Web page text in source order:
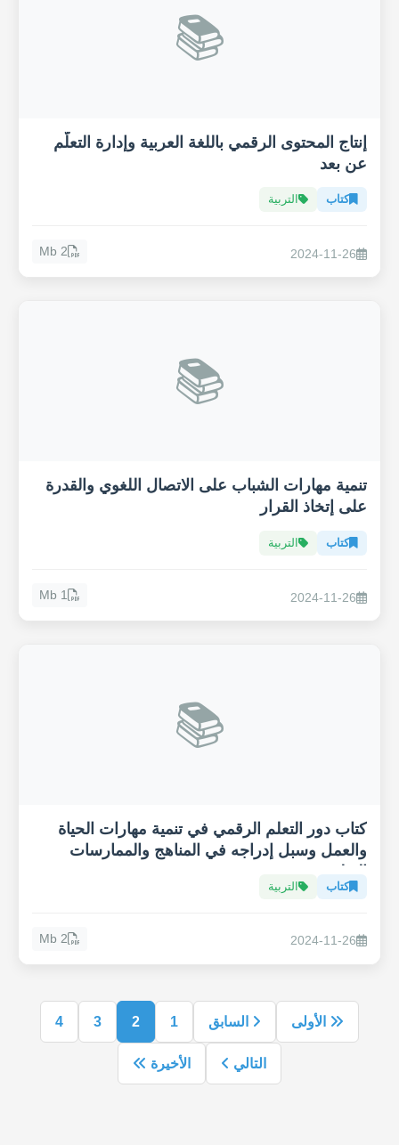
📚
إنتاج المحتوى الرقمي باللغة العربية وإدارة التعلّم
عن بعد
كتاب التربية
2024-11-26
2 Mb
📚
تنمية مهارات الشباب على الاتصال اللغوي والقدرة
على إتخاذ القرار
كتاب التربية
2024-11-26
1 Mb
📚
كتاب دور التعلم الرقمي في تنمية مهارات الحياة
والعمل وسبل إدراجه في المناهج والممارسات
كتاب التربية
2024-11-26
2 Mb
الأولى السابق 1
2
3
4
التالي الأخيرة